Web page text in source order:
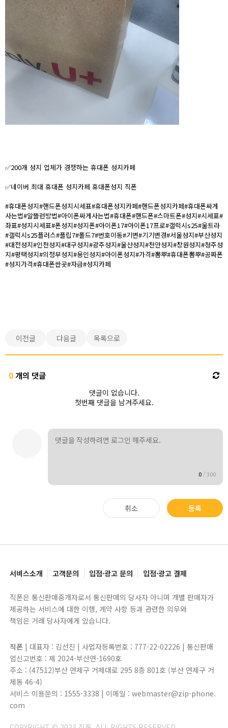
✅200개 성지 업체가 경쟁하는 휴대폰 성지카페
✅네이버 최대 휴대폰 성지카페 휴대폰성지 직폰
#휴대폰성지#핸드폰성지시세표#휴대폰성지카페#핸드폰성지카페#휴대폰싸게
사는법#알뜰런방법#아이폰싸게사는법#휴대폰#핸드폰#스마트폰#성지#시세표#
좌표#성지시세표#폰성지#성지폰#아이폰17#아이폰17프로#갤럭시s25#울트라
#갤럭시s25플러스#플립7#폴드7#번호이동#기변#기기변경#서울성지#부산성지
#대전성지#인천성지#대구성지#광주성지#울산성지#천안성지#창원성지#청주성
지#평택성지#의정부성지#용인성지#아이폰성지#가격#뽐뿌#휴대폰뽐뿌#공짜폰
#성지가격#휴대폰싼곳#자급#성지카페
이전글 다음글 목록으로
0개의 댓글
댓글이 없습니다.
첫번째 댓글을 남겨주세요.
0/300
취소 등록
서비스소개 고객문의 입점·광고 문의 입점·광고 결제
직폰은 통신판매중개자로서 통신판매의 당사자 아니며 개별 판매자가
제공하는 서비스에 대한 이행, 계약 사항 등과 관련한 의무와
책임은 거래 당사자에게 있습니다.
직폰 | 대표자 : 김선진 | 사업자등록번호 : 777-22-02226 | 통신판매
업신고번호 : 제 2024-부산연-1690호
주소 : (47512)부산 연제구 거제대로 295 8층 801호 (부산 연제구 거
제동 46-4)
서비스 이용문의 : 1555-3338 | 이메일 : webmaster@zip-phone.
com